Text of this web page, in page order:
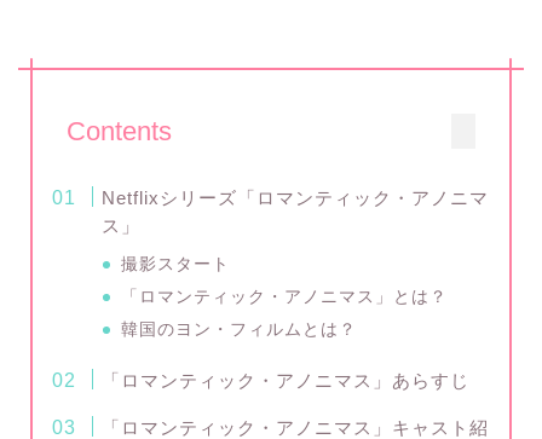
Contents
Netflixシリーズ「ロマンティック・アノニマ
ス」
撮影スタート
「ロマンティック・アノニマス」とは？
韓国のヨン・フィルムとは？
「ロマンティック・アノニマス」あらすじ
「ロマンティック・アノニマス」キャスト紹